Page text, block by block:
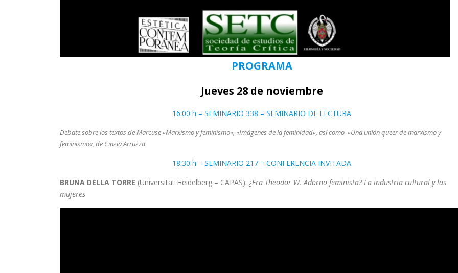
PROGRAMA
Jueves 28 de noviembre
16:00 h – SEMINARIO 338 – SEMINARIO DE LECTURA
Debate sobre los textos de Marcuse «Marxismo y feminismo«, «Imágenes de la feminidad«, así como «Una unión queer de marxismo y
feminismo«, de Cinzia Arruzza
18:30 h – SEMINARIO 217 – CONFERENCIA INVITADA
BRUNA DELLA TORRE (Universität Heidelberg – CAPAS): ¿Era Theodor W. Adorno feminista? La industria cultural y las
mujeres